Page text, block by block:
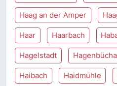
Haag an der Amper
Haar Haarbach
Hagelstadt
Haibach Haidmühle